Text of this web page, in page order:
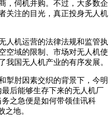
，伺机并购。不过，大多数企
关注的目光，真正投身无人机
机运营的法律法规和监管执
空域的限制、市场对无人机使
我国无人机产业的有序发展。
肘因素交织的背景下，今明
后能够生存下来的无人机厂
之急便是如何带领佳讯科
之地。